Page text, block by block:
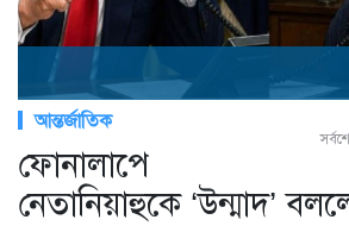
আন্তর্জাতিক
ফোনালাপে
নেতানিয়াহুকে ‘উন্মাদ’